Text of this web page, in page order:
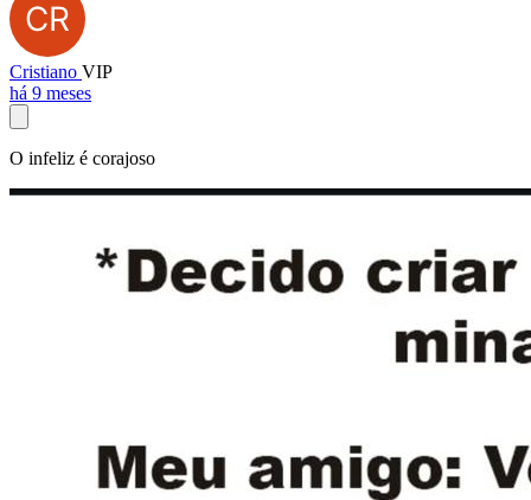
Cristiano VIP
há 9 meses
O infeliz é corajoso